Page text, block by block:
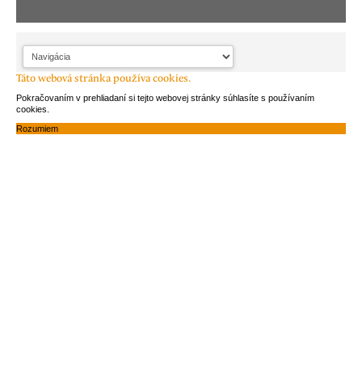
Táto webová stránka používa cookies.
Pokračovaním v prehliadaní si tejto webovej stránky súhlasíte s používaním
cookies.
Rozumiem